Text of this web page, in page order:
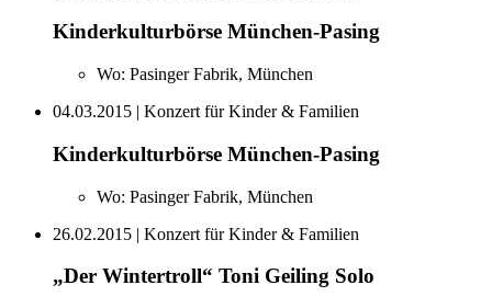
Kinderkulturbörse München-Pasing
Wo: Pasinger Fabrik, München
04.03.2015 | Konzert für Kinder & Familien
Kinderkulturbörse München-Pasing
Wo: Pasinger Fabrik, München
26.02.2015 | Konzert für Kinder & Familien
„Der Wintertroll“ Toni Geiling Solo